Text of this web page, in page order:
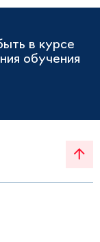
в курсе
обучения